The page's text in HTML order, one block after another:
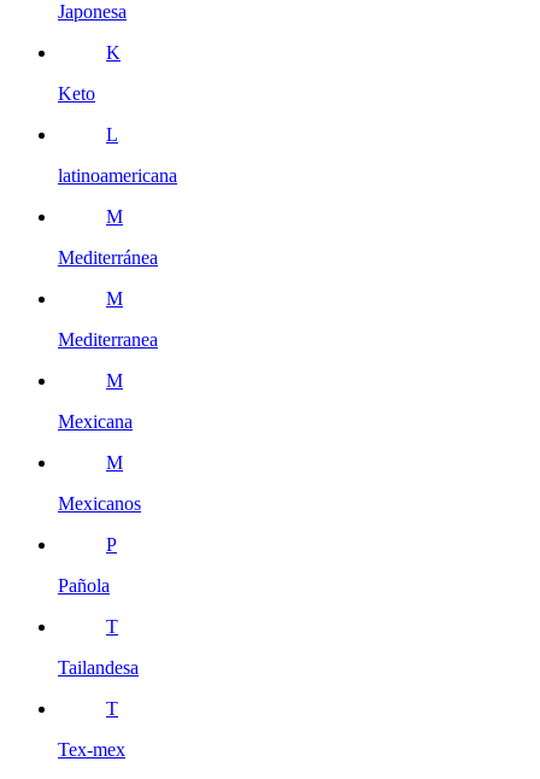
Japonesa
K
Keto
L
latinoamericana
M
Mediterránea
M
Mediterranea
M
Mexicana
M
Mexicanos
P
Pañola
T
Tailandesa
T
Tex-mex